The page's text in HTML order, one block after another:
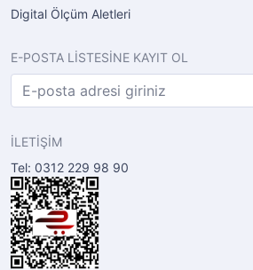
Digital Ölçüm Aletleri
E-POSTA LİSTESİNE KAYIT OL
İLETİŞİM
Tel: 0312 229 98 90